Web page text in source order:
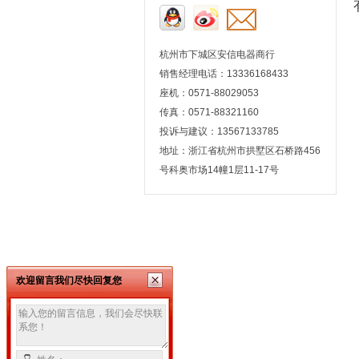
杭州市下城区安信电器商行
销售经理电话：13336168433
座机：0571-88029053
传真：0571-88321160
投诉与建议：13567133785
地址：浙江省杭州市拱墅区石桥路456
号科奥市场14幢1层11-17号
欢迎留言我们尽快回复您